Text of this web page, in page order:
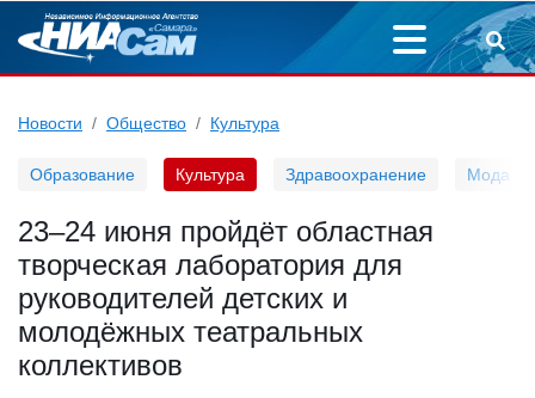
Новости Общество Культура
Образование Культура Здравоохранение Мода
23–24 июня пройдёт областная
творческая лаборатория для
руководителей детских и
молодёжных театральных
коллективов